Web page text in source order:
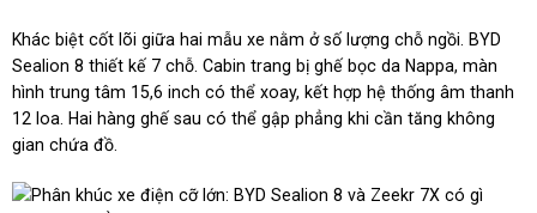
Khác biệt cốt lõi giữa hai mẫu xe nằm ở số lượng chỗ ngồi. BYD
Sealion 8 thiết kế 7 chỗ. Cabin trang bị ghế bọc da Nappa, màn
hình trung tâm 15,6 inch có thể xoay, kết hợp hệ thống âm thanh
12 loa. Hai hàng ghế sau có thể gập phẳng khi cần tăng không
gian chứa đồ.